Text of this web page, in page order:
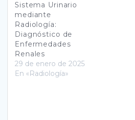
Sistema Urinario
mediante
Radiología:
Diagnóstico de
Enfermedades
Renales
29 de enero de 2025
En «Radiología»